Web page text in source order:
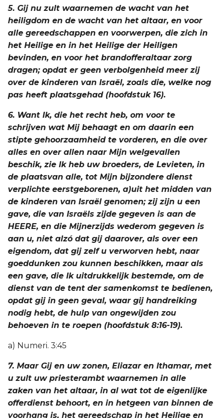
5. Gij nu zult waarnemen de wacht van het
heiligdom en de wacht van het altaar, en voor
alle gereedschappen en voorwerpen, die zich in
het Heilige en in het Heilige der Heiligen
bevinden, en voor het brandofferaltaar zorg
dragen; opdat er geen verbolgenheid meer zij
over de kinderen van Israël, zoals die, welke nog
pas heeft plaatsgehad (hoofdstuk 16).
6. Want Ik, die het recht heb, om voor te
schrijven wat Mij behaagt en om daarin een
stipte gehoorzaamheid te vorderen, en die over
alles en over allen naar Mijn welgevallen
beschik, zie Ik heb uw broeders, de Levieten, in
de plaatsvan alle, tot Mijn bijzondere dienst
verplichte eerstgeborenen, a)uit het midden van
de kinderen van Israël genomen; zij zijn u een
gave, die van Israëls zijde gegeven is aan de
HEERE, en die Mijnerzijds wederom gegeven is
aan u, niet alzó dat gij daarover, als over een
eigendom, dat gij zelf u verworven hebt, naar
goeddunken zou kunnen beschikken, maar als
een gave, die Ik uitdrukkelijk bestemde, om de
dienst van de tent der samenkomst te bedienen,
opdat gij in geen geval, waar gij handreiking
nodig hebt, de hulp van ongewijden zou
behoeven in te roepen (hoofdstuk 8:16-19).
a) Numeri. 3:45
7. Maar Gij en uw zonen, Eliazar en Ithamar, met
u zult uw priesterambt waarnemen in alle
zaken van het altaar, in al wat tot de eigenlijke
offerdienst behoort, en in hetgeen van binnen de
voorhang is, het gereedschap in het Heilige en